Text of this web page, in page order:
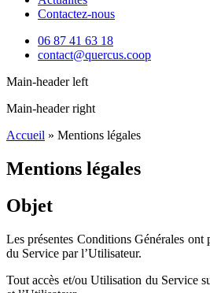
Contactez-nous
06 87 41 63 18
contact@quercus.coop
Main-header left
Main-header right
Accueil » Mentions légales
Mentions légales
Objet
Les présentes Conditions Générales
du Service par l’Utilisateur.
Tout accès et/ou Utilisation du Service